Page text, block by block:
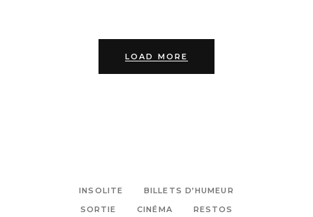
LOAD MORE
INSOLITE
BILLETS D’HUMEUR
SORTIE
CINÉMA RESTOS